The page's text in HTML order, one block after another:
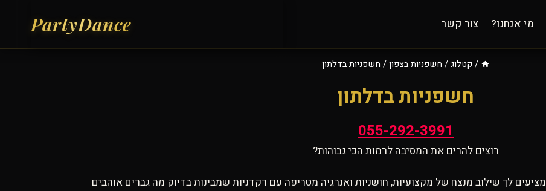
מי אנחנו? צור קשר
/קטלוג /חשפניות בצפון / חשפניות בדלתון
חשפניות בדלתון
055-292-3991
רוצים להרים את המסיבה לרמות הכי גבוהות?
מציעים לך שילוב מנצח של מקצועיות, חושניות ואנרגיה מטריפה עם רקדניות שמבינות בדיוק מה גברים אוהבים